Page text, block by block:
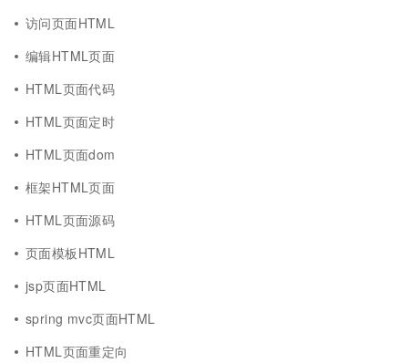
访问页面HTML
编辑HTML页面
HTML页面代码
HTML页面定时
HTML页面dom
框架HTML页面
HTML页面源码
页面模板HTML
jsp页面HTML
spring mvc页面HTML
HTML页面重定向